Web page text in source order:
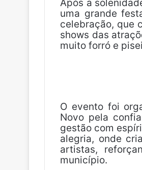
Após a
uma grande
celebração, que
shows das
muito forró e
O evento foi
Novo pela
gestão com
alegria, onde
artistas,
município.